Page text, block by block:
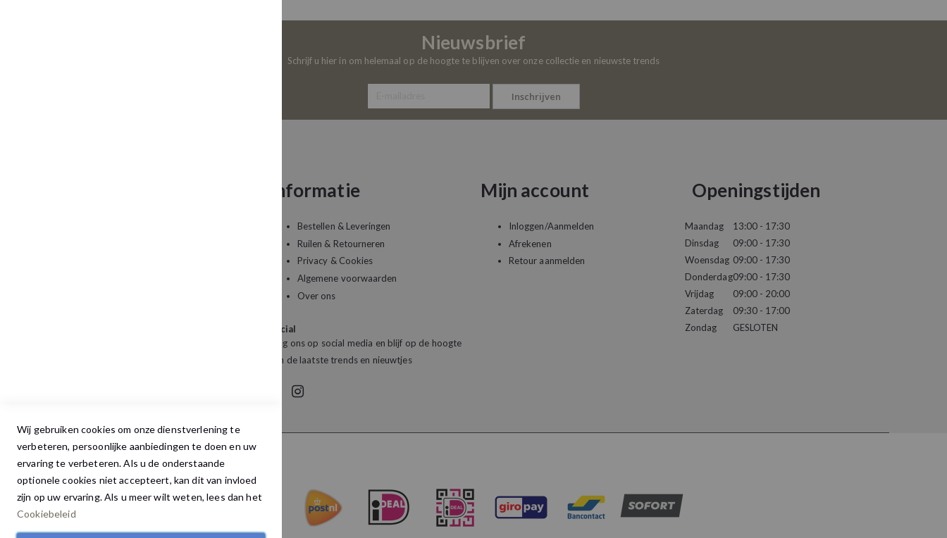
Nieuwsbrief
Schrijf u hier in om helemaal op de hoogte te blijven over onze collectie en nieuwste trends
Inschrijven
Informatie
Bestellen & Leveringen
Ruilen & Retourneren
Privacy & Cookies
Algemene voorwaarden
Over ons
Social
Volg ons op social media en blijf op de hoogte
van de laatste trends en nieuwtjes
Mijn account
Inloggen/Aanmelden
Afrekenen
Retour aanmelden
Openingstijden
Maandag
Dinsdag
Woensdag
Donderdag
Vrijdag
Zaterdag
Zondag
13:00 - 17:30
09:00 - 17:30
09:00 - 17:30
09:00 - 17:30
09:00 - 20:00
09:30 - 17:00
GESLOTEN
Wij gebruiken cookies om onze dienstverlening te
verbeteren, persoonlijke aanbiedingen te doen en uw
ervaring te verbeteren. Als u de onderstaande
optionele cookies niet accepteert, kan dit van invloed
zijn op uw ervaring. Als u meer wilt weten, lees dan het
Cookiebeleid